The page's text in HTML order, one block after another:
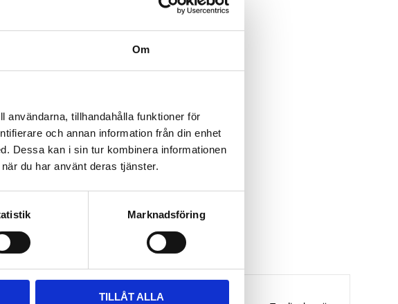
Om
användarna, tillhandahålla funktioner för
och annan information från din enhet
Dessa kan i sin tur kombinera informationen
du har använt deras tjänster.
Marknadsföring
TILLÅT ALLA